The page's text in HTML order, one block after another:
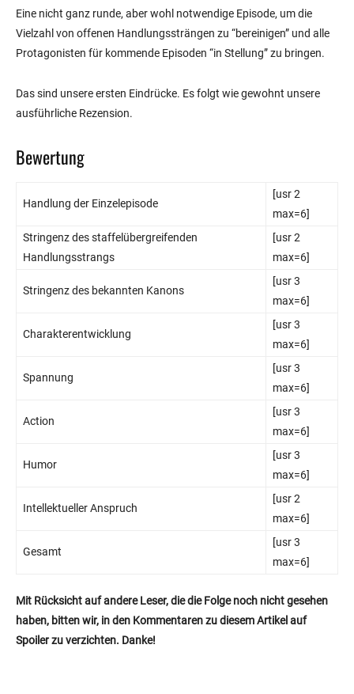
Eine nicht ganz runde, aber wohl notwendige Episode, um die
Vielzahl von offenen Handlungssträngen zu “bereinigen” und alle
Protagonisten für kommende Episoden “in Stellung” zu bringen.
Das sind unsere ersten Eindrücke. Es folgt wie gewohnt unsere
ausführliche Rezension.
Bewertung
Handlung der Einzelepisode
[usr 2
max=6]
Stringenz des staffelübergreifenden
Handlungsstrangs
[usr 2
max=6]
Stringenz des bekannten Kanons
[usr 3
max=6]
Charakterentwicklung
[usr 3
max=6]
Spannung
[usr 3
max=6]
Action
[usr 3
max=6]
Humor
[usr 3
max=6]
Intellektueller Anspruch
[usr 2
max=6]
Gesamt
[usr 3
max=6]
Mit Rücksicht auf andere Leser, die die Folge noch nicht gesehen
haben, bitten wir, in den Kommentaren zu diesem Artikel auf
Spoiler zu verzichten. Danke!